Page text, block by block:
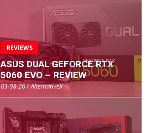
REVIEWS
ASUS DUAL GEFORCE RTX
5060 EVO – REVIEW
03-08-26 / AlternativeX